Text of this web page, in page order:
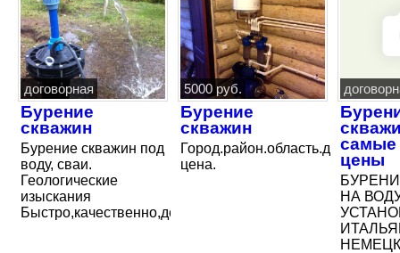
договорная
Бурение
скважин
Бурение скважин под
воду, сваи.
Геологические
изыскания
Быстро,качественно,дёшево,гарантированно
5000 руб.
Бурение
скважин
Город.район.область.доступная
цена.
самые
цены
НА